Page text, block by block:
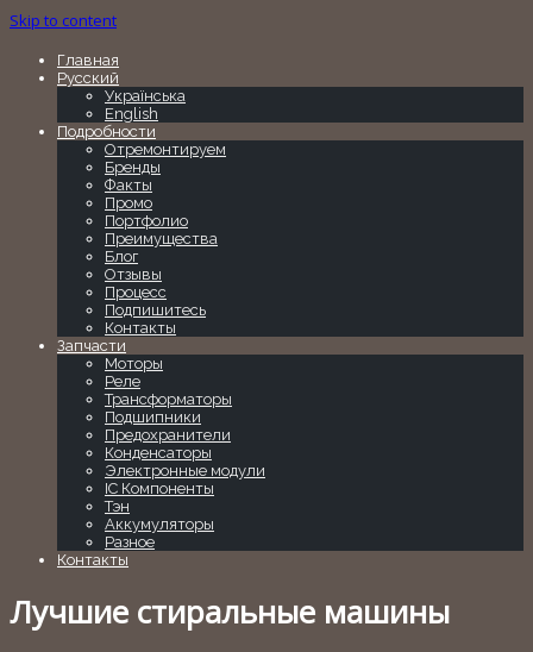
Skip to content
Главная
Русский
Українська
English
Подробности
Отремонтируем
Бренды
Факты
Промо
Портфолио
Преимущества
Блог
Отзывы
Процесс
Подпишитесь
Контакты
Запчасти
Моторы
Реле
Трансформаторы
Подшипники
Предохранители
Конденсаторы
Электронные модули
IC Компоненты
Тэн
Аккумуляторы
Разное
Контакты
Лучшие стиральные машины